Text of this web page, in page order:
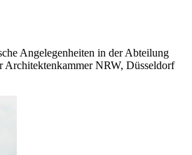
Angelegenheiten in der Abteilung
Architektenkammer NRW, Düsseldorf